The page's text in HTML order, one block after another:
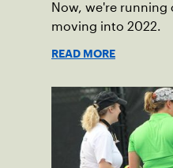
Now, we're running
moving into 2022.
READ MORE